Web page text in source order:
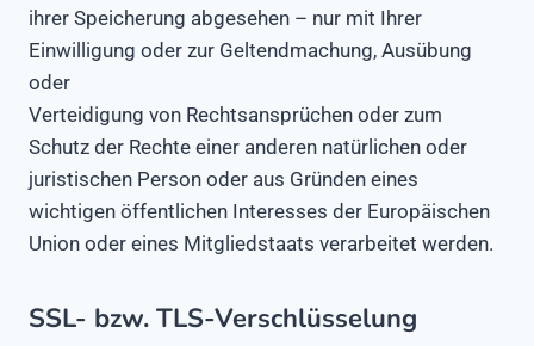
ihrer Speicherung abgesehen – nur mit Ihrer
Einwilligung oder zur Geltendmachung, Ausübung
oder
Verteidigung von Rechtsansprüchen oder zum
Schutz der Rechte einer anderen natürlichen oder
juristischen Person oder aus Gründen eines
wichtigen öffentlichen Interesses der Europäischen
Union oder eines Mitgliedstaats verarbeitet werden.
SSL- bzw. TLS-Verschlüsselung